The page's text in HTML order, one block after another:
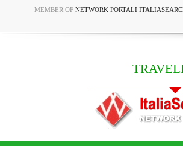
MEMBER OF NETWORK PORTALI